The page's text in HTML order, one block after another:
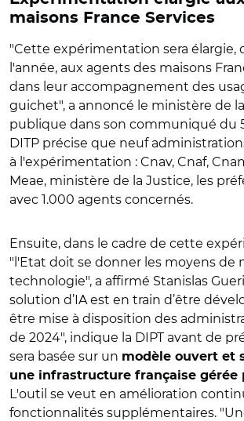
maisons France Services
"Cette expérimentation sera élargie,
l'année, aux agents des maisons
dans leur accompagnement des
guichet", a annoncé le ministère de
publique dans son communiqué du
DITP précise que neuf
à l'expérimentation : Cnav, Cnaf,
Meae, ministère de la Justice, les
avec 1.000 agents concernés.
Ensuite, dans le cadre de cette
"l'Etat doit se donner les moyens de
technologie", a affirmé Stanislas
solution d’IA est en train d’être
être mise à disposition des
de 2024", indique la DIPT avant de
sera basée sur un modèle ouvert et
une infrastructure française gérée
L'outil se veut en amélioration
fonctionnalités supplémentaires.